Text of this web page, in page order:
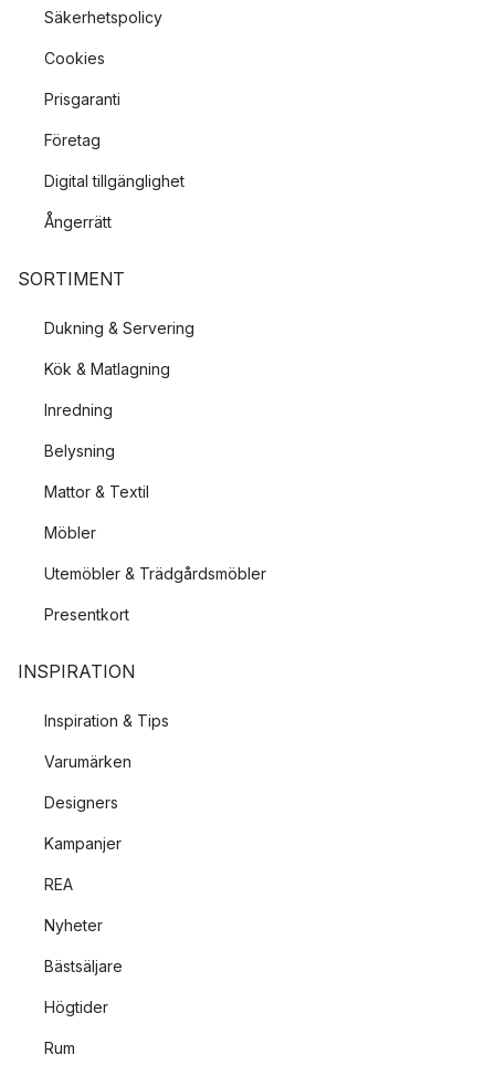
Säkerhetspolicy
Cookies
Prisgaranti
Företag
Digital tillgänglighet
Ångerrätt
SORTIMENT
Dukning & Servering
Kök & Matlagning
Inredning
Belysning
Mattor & Textil
Möbler
Utemöbler & Trädgårdsmöbler
Presentkort
INSPIRATION
Inspiration & Tips
Varumärken
Designers
Kampanjer
REA
Nyheter
Bästsäljare
Högtider
Rum